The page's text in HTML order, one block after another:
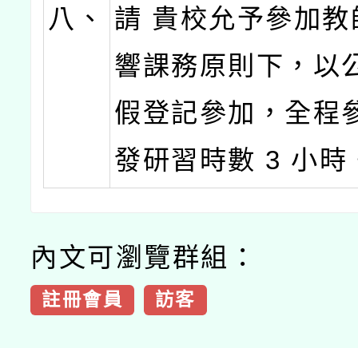
八、
請 貴校允予參加
響課務原則下，以
假登記參加，全程
發研習時數 3 小時
內文可瀏覽群組：
註冊會員 訪客